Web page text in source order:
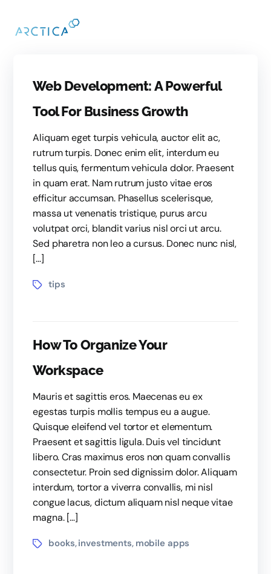
Web Development: A Powerful
Tool For Business Growth
Aliquam eget turpis vehicula, auctor elit ac,
rutrum turpis. Donec enim elit, interdum eu
tellus quis, fermentum vehicula dolor. Praesent
in quam erat. Nam rutrum justo vitae eros
efficitur accumsan. Phasellus scelerisque,
massa ut venenatis tristique, purus arcu
volutpat orci, blandit varius nisl orci ut arcu.
Sed pharetra non leo a cursus. Donec nunc nisl,
[…]
tips
How To Organize Your
Workspace
Mauris et sagittis eros. Maecenas eu ex
egestas turpis mollis tempus eu a augue.
Quisque eleifend vel tortor et elementum.
Praesent et sagittis ligula. Duis vel tincidunt
libero. Cras maximus eros non quam convallis
consectetur. Proin sed dignissim dolor. Aliquam
interdum, tortor a viverra convallis, mi nisl
congue lacus, dictum aliquam nisl neque vitae
magna. […]
books,investments, mobile apps